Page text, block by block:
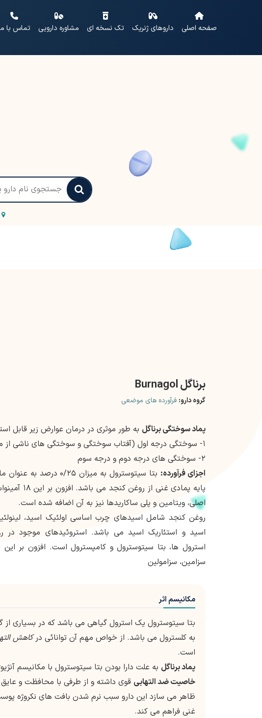
صفحه اصلی داروهای ژنریک تک نسخه ای مشاوره دارویی تماس با
برناگل Burnagol
گروه دارو: فرآورده های موضعی
پماد سوختگی برناگل به طور موثری در درمان عوارض زیر قابل
۱- سوختگی درجه اول (آفتاب سوختگی و سوختگی های ناشی از مواد شیمیایی)
۲- سوختگی های درجه دوم و درجه سوم
اجزای فرآورده:
بتا سیتوسترول به میزان ۰/۲۵
اصلی، ویتامین و پلی ساکاریدها نیز به آن اضافه شده است.
روغن کنجد شامل اسیدهای چرب اساسی اولئیک اسید،
اسید و استئاریک اسید می باشد. استروئیدهای موجود
استرول ها، بتا سیتوسترول و کامپسترول است. افزون بر این
سزامین، سزامولین
مکانیسم اثر
بتا سیتوسترول یک استرول گیاهی می باشد که در بسیاری
به کلسترول می باشد. از خواص مهم آن توانائی درکاهش
است.
پماد برناگل به علت دارا بودن بتا سیتوسترول با مکانیسم
خاصیت ضد التهابی قوی داشته و از طرفی با محافظت و
ظاهر می سازد این دارو سبب نرم شدن بافت های نکروژه
غنی فراهم می کند.